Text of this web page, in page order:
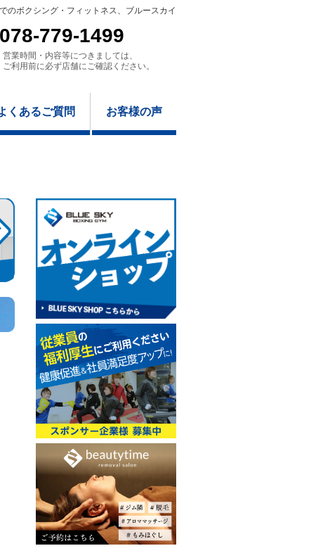
のボクシング・フィットネス、ブルースカイ
078-779-1499
営業時間・内容等につきましては、
ご利用前に必ず店舗にご確認ください。
くあるご質問 お客様の声